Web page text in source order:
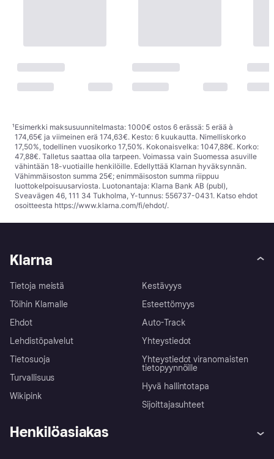
¹Esimerkki maksusuunnitelmasta: 1000€ ostos 6 erässä: 5 erää à
174,65€ ja viimeinen erä 174,63€. Kesto: 6 kuukautta. Nimelliskorko
17,50%, todellinen vuosikorko 17,50%. Kokonaisvelka: 1047,88€. Korko:
47,88€. Talletus saattaa olla tarpeen. Voimassa vain Suomessa asuville
vähintään 18-vuotiaille henkilöille. Edellyttää Klarnan hyväksynnän.
Vähimmäisoston summa 25€; enimmäisoston summa riippuu
luottokelpoisuusarviosta. Luotonantaja: Klarna Bank AB (publ),
Sveavägen 46, 111 34 Tukholma, Y-tunnus: 556737-0431. Katso ehdot
osoitteesta https://www.klarna.com/fi/ehdot/.
Klarna
Tietoja meistä
Töihin Klarnalle
Ehdot
Lehdistöpalvelut
Tietosuoja
Turvallisuus
Wikipink
Kestävyys
Esteettömyys
Auto-Track
Yhteystiedot
Yhteystiedot viranomaisten
tietopyynnöille
Hyvä hallintotapa
Sijoittajasuhteet
Henkilöasiakas